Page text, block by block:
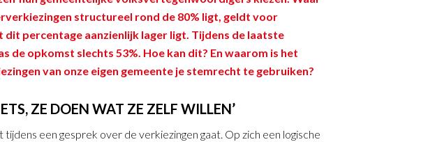
structureel rond de 80% ligt, geldt voor
percentage aanzienlijk lager ligt. Tijdens de laatste
de opkomst slechts 53%. Hoe kan dit? En waarom is het
van onze eigen gemeente je stemrecht te gebruiken?
ZE DOEN WAT ZE ZELF WILLEN’
een gesprek over de verkiezingen gaat. Op zich een logische